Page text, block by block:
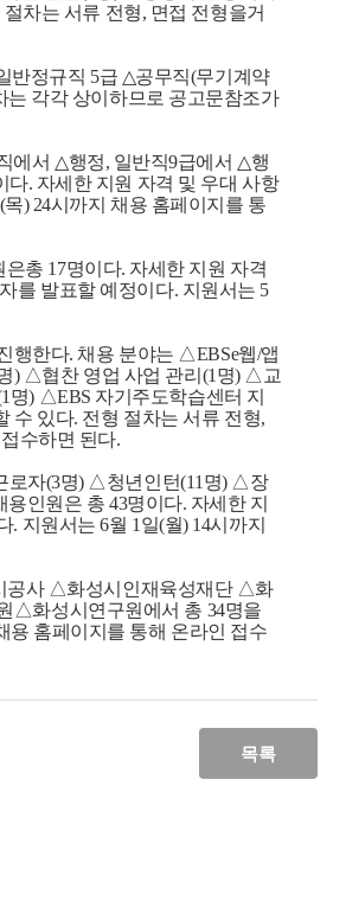
절차는 서류 전형, 면접 전형을거
반정규직 5급 △공무직(무기계약
는 각각 상이하므로 공고문참조가
에서 △행정, 일반직9급에서 △행
다. 자세한 지원 자격 및 우대 사항
(목) 24시까지 채용 홈페이지를 통
은총 17명이다. 자세한 지원 자격
를 발표할 예정이다. 지원서는 5
행한다. 채용 분야는 △EBSe웹/앱
) △협찬 영업 사업 관리 (1 명) △교
명) △EBS 자기주도학습센터 지
수 있다. 전형 절차는 서류 전형,
수하면 된다.
로자(3명) △청년인턴(11 명) △장
용인원은 총43명이다. 자세한 지
. 지원서는6월 1 일(월) 14시까지
공사 △화성시인재육성재단 △화
△화성시연구원에서 총 34명을
용 홈페이지를 통해 온라인 접수
목록